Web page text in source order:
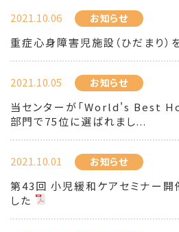
2021.10.06 お知らせ
重症心身障害児施設（ひだまり）
2021.10.05 お知らせ
当センターが「World's Best
部門で75位に選ばれまし...
2021.10.01 お知らせ
第43回 小児緩和ケアセミナー開
した